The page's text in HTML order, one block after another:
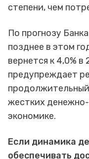
степени, чем
По прогнозу
позднее в этом
вернется к 4,0% в
предупреждает
жестких
экономике.
Если динамика
обеспечивать